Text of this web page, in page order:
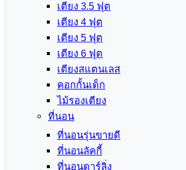
เตียง 3.5 ฟุต
เตียง 4 ฟุต
เตียง 5 ฟุต
เตียง 6 ฟุต
เตียงสแตนเลส
คอกกั้นเด็ก
ไม้รองเตียง
ที่นอน
ที่นอนรุ่นขายดี
ที่นอนลัคกี้
ที่นอนดาร์ลิ่ง